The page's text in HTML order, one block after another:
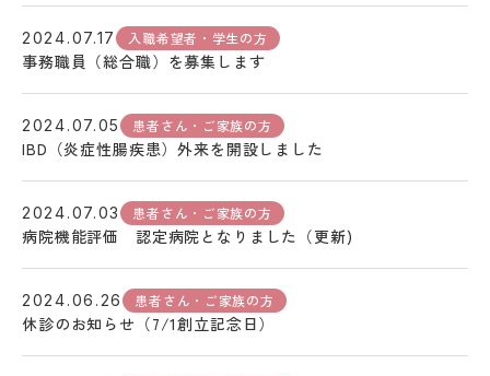
2024.07.17 入職希望者・学生の方
事務職員（総合職）を募集します
2024.07.05 患者さん・ご家族の方
IBD（炎症性腸疾患）外来を開設しました
2024.07.03 患者さん・ご家族の方
病院機能評価 認定病院となりました（更新)
2024.06.26 患者さん・ご家族の方
休診のお知らせ（7/1創立記念日）